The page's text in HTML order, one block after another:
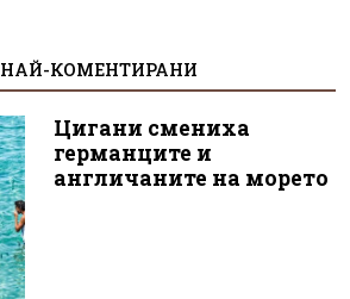
НАЙ-КОМЕНТИРАНИ
Цигани смениха
германците и
англичаните на морето